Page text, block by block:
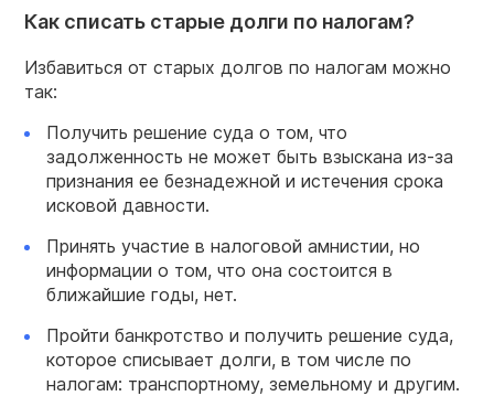
Как списать старые долги по налогам?
Избавиться от старых долгов по налогам можно
так:
Получить решение суда о том, что
задолженность не может быть взыскана из-за
признания ее безнадежной и истечения срока
исковой давности.
Принять участие в налоговой амнистии, но
информации о том, что она состоится в
ближайшие годы, нет.
Пройти банкротство и получить решение суда,
которое списывает долги, в том числе по
налогам: транспортному, земельному и другим.